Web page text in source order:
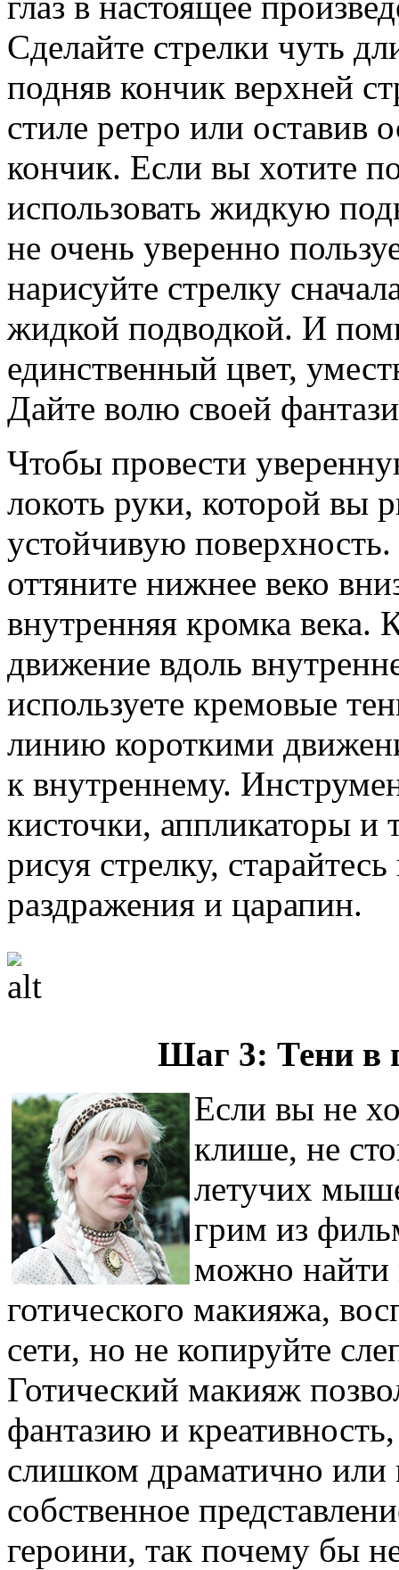
Сделайте стрелки чуть
подняв кончик верхней
стиле ретро или оставив
кончик. Если вы хотите
использовать жидкую
не очень уверенно
нарисуйте стрелку
жидкой подводкой. И
единственный цвет,
Дайте волю своей
Чтобы провести
локоть руки, которой вы
устойчивую
оттяните нижнее веко
внутренняя кромка века.
движение вдоль
используете кремовые
линию короткими
к внутреннему.
кисточки, аппликаторы
рисуя стрелку,
раздражения и царапин.
Шаг 3: Тени в
Если вы не
клише, не
летучих
грим из
можно найти
готического макияжа,
сети, но не копируйте
Готический макияж
фантазию и
слишком драматично или
собственное
героини, так почему бы